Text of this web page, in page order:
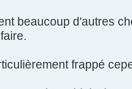
beaucoup d'autres
frappé